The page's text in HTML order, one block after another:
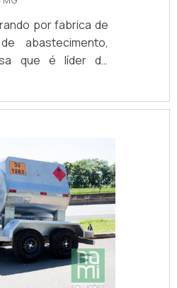
por fabrica de
abastecimento,
que é líder do
uma cotação na
Industriais e
referência em
quer encontrar
reboque de
acha a Nami
carr...